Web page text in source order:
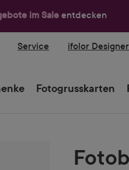
im Sale entdecken
Service ifolor
Fotogrusskarten